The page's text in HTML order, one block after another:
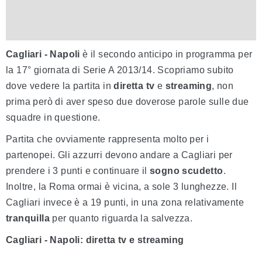
Cagliari - Napoli è il secondo anticipo in programma per
la 17° giornata di Serie A 2013/14. Scopriamo subito
dove vedere la partita indiretta tv e streaming, non
prima però di aver speso due doverose parole sulle due
squadre in questione.
Partita che ovviamente rappresenta molto per i
partenopei. Gli azzurri devono andare a Cagliari per
prendere i 3 punti e continuare il sogno scudetto.
Inoltre, la Roma ormai è vicina, a sole 3 lunghezze. Il
Cagliari invece è a 19 punti, in una zona relativamente
tranquilla per quanto riguarda la salvezza.
Cagliari - Napoli: diretta tv e streaming